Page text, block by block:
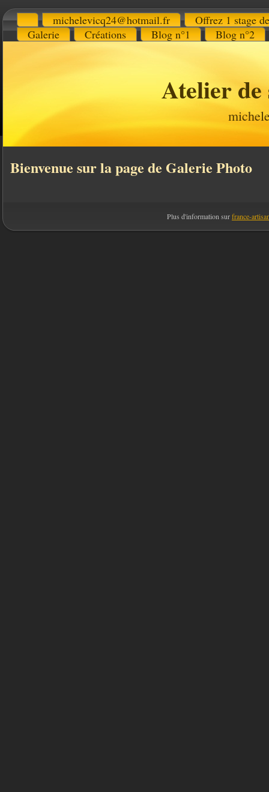
michelevicq24@hotmail.fr
Offrez 1 stage
Galerie
Créations Blog n°1 Blog n°2
Atelier
Bienvenue sur la page de Galerie Photo
Plus d'information surfrance-